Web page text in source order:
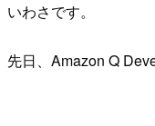
いわさです。
先日、Amazon Q